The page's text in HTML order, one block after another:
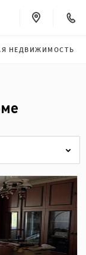
НЕДВИЖИМОСТЬ